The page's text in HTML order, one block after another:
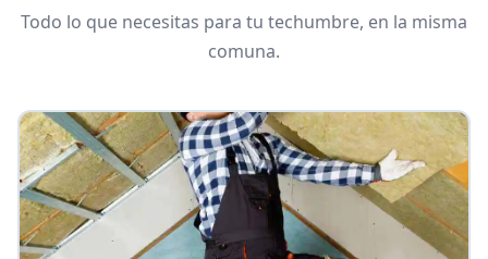
Todo lo que necesitas para tu techumbre, en la misma
comuna.